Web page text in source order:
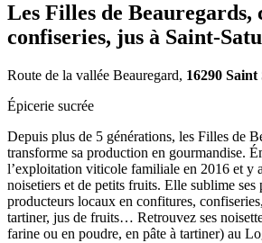
Les Filles de Beauregards,
confiseries, jus à Saint-
Route de la vallée Beauregard, 16290
Épicerie sucrée
Depuis plus de 5 générations, les Filles de
transforme sa production en gourmandise.
l’exploitation viticole familiale en 2016 et y
noisetiers et de petits fruits. Elle sublime ses
producteurs locaux en confitures,
tartiner, jus de fruits… Retrouvez ses
farine ou en poudre, en pâte à tartiner) au